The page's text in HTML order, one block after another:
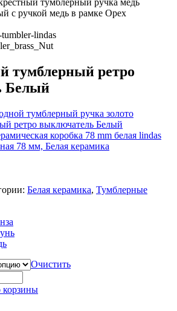
тумблерный ретро
Белый
ретро выключатель Белый
78 мм, Белая керамика
Белая керамика, Тумблерные
Очистить
корзины